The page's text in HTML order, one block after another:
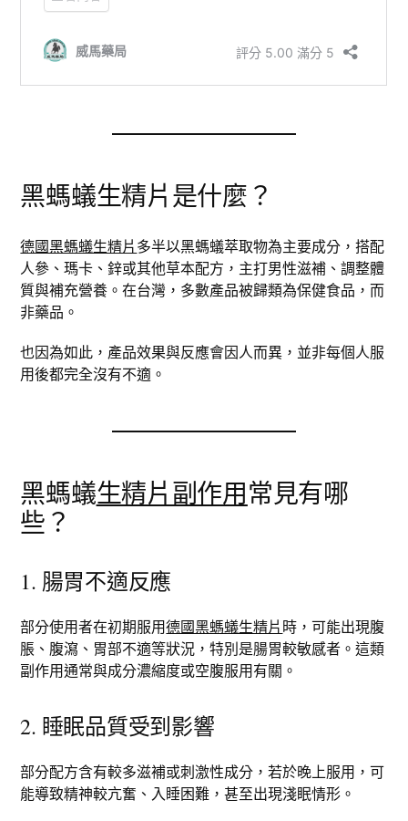
黑螞蟻生精片是什麼？
德國黑螞蟻生精片多半以黑螞蟻萃取物為主要成分，搭配
人參、瑪卡、鋅或其他草本配方，主打男性滋補、調整體
質與補充營養。在台灣，多數產品被歸類為保健食品，而
非藥品。
也因為如此，產品效果與反應會因人而異，並非每個人服
用後都完全沒有不適。
黑螞蟻生精片副作用常見有哪
些？
1. 腸胃不適反應
部分使用者在初期服用德國黑螞蟻生精片時，可能出現腹
脹、腹瀉、胃部不適等狀況，特別是腸胃較敏感者。這類
副作用通常與成分濃縮度或空腹服用有關。
2. 睡眠品質受到影響
部分配方含有較多滋補或刺激性成分，若於晚上服用，可
能導致精神較亢奮、入睡困難，甚至出現淺眠情形。